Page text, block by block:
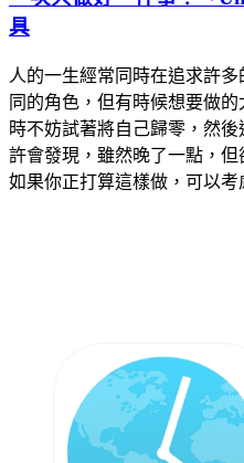
具
人的一生經常同時在追求許
同的角色，但有時候想要做
時不妨試著將自己歸零，然
許會發現，雖然晚了一點，但
如果你正打算這樣做，可以